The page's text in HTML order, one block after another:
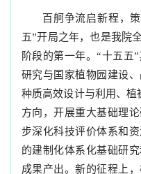
百舸争流启新程，
五”开局之年，也是我院
阶段的第一年。“十五五
研究与国家植物园建设
种质高效设计与利用、
方向，开展重大基础理
步深化科技评价体系和
的建制化体系化基础研
成果产出。新的征程上